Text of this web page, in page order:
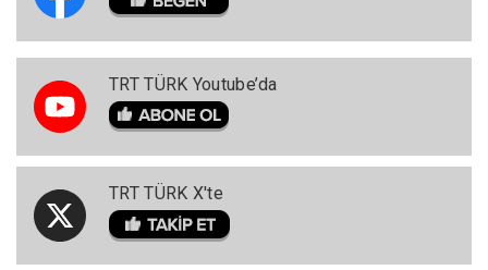
TRT TÜRK Youtube’da
TRT TÜRK X'te